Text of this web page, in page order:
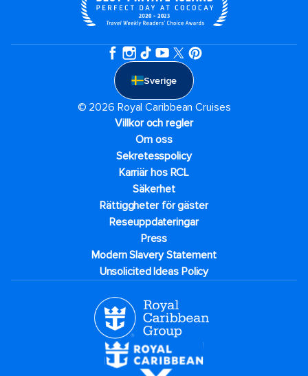
Sverige
© 2026 Royal Caribbean Cruises
Villkor och regler
Om oss
Sekretesspolicy
Karriär hos RCL
Säkerhet
Rättiggheter för gäster
Reseuppdateringar​
Press
Modern Slavery Statement
Unsolicited Ideas Policy